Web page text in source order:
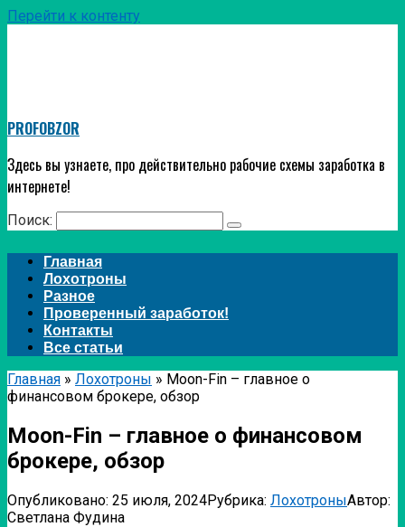
Перейти к контенту
PROFOBZOR
Здесь вы узнаете, про действительно рабочие схемы заработка в
интернете!
Поиск:
Главная
Лохотроны
Разное
Проверенный заработок!
Контакты
Все статьи
Главная » Лохотроны » Moon-Fin – главное о
финансовом брокере, обзор
Moon-Fin – главное о финансовом
брокере, обзор
Опубликовано: 25 июля, 2024Рубрика: ЛохотроныАвтор:
Светлана Фудина